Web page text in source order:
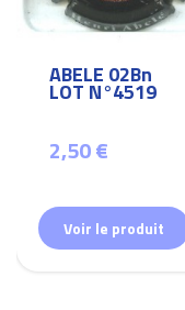
ABELE 02Bn
LOT N°4519
2,50 €
Voir le produit